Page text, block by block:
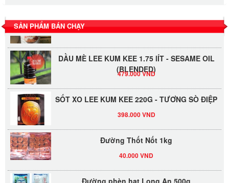
SẢN PHẨM BÁN CHẠY 335.000 VND
DẦU MÈ LEE KUM KEE 1.75 lÍT - SESAME OIL
(BLENDED)
479.000 VND
SỐT XO LEE KUM KEE 220G - TƯƠNG SÒ ĐIỆP
398.000 VND
Đường Thốt Nốt 1kg
40.000 VND
Đường phèn hạt Long An 500g